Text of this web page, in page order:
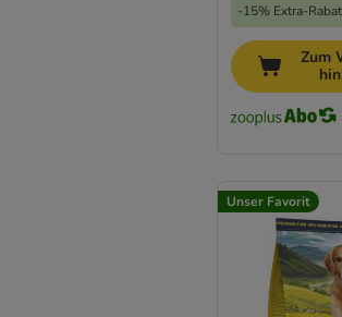
-15% Extra-
Zum
Unser Favorit